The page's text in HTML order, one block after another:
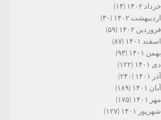
خرداد ۱۴۰۲
(۱۴)
اردیبهشت ۱۴۰۲
(۳۰)
فروردین ۱۴۰۲
(۵۹)
اسفند ۱۴۰۱
(۸۷)
بهمن ۱۴۰۱
(۹۳)
دی ۱۴۰۱
(۱۲۲)
آذر ۱۴۰۱
(۲۴۰)
آبان ۱۴۰۱
(۱۸۹)
مهر ۱۴۰۱
(۱۷۵)
شهریور ۱۴۰۱
(۱۲۷)